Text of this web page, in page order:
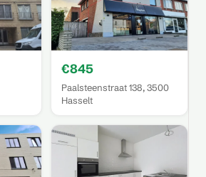
€845
Paalsteenstraat 138, 3500
Hasselt